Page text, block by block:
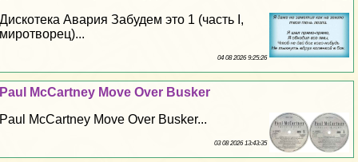
Дискотека Авария Забудем это 1 (часть I,
миротворец)...
04 08 2026 9:25:26
Paul McCartney Move Over Busker
Paul McCartney Move Over Busker...
03 08 2026 13:43:35